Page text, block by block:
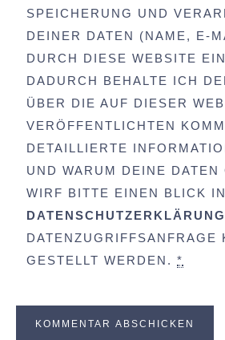
SPEICHERUNG UND
DEINER DATEN (NAME, E-
DURCH DIESE WEBSITE
DADURCH BEHALTE ICH
ÜBER DIE AUF DIESER
VERÖFFENTLICHTEN
DETAILLIERTE
UND WARUM DEINE DATEN
WIRF BITTE EINEN BLICK
DATENSCHUTZERKLÄRUNG
DATENZUGRIFFSANFRAGE
GESTELLT WERDEN. *